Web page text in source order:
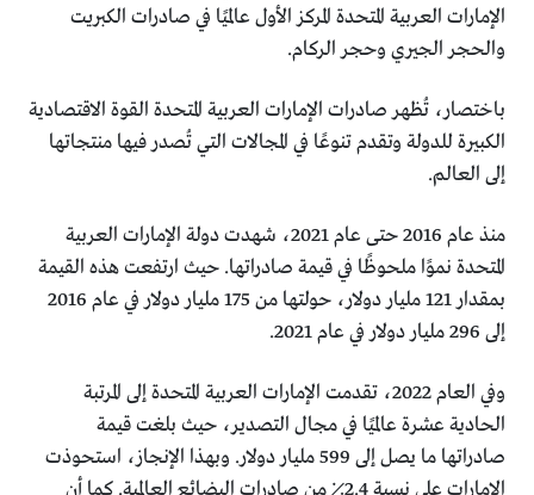
الإمارات العربية المتحدة المركز الأول عالميًا في صادرات الكبريت
والحجر الجيري وحجر الركام.
باختصار، تُظهر صادرات الإمارات العربية المتحدة القوة الاقتصادية
الكبيرة للدولة وتقدم تنوعًا في المجالات التي تُصدر فيها منتجاتها
إلى العالم.
منذ عام 2016 حتى عام 2021، شهدت دولة الإمارات العربية
المتحدة نموًا ملحوظًا في قيمة صادراتها. حيث ارتفعت هذه القيمة
بمقدار 121 مليار دولار، حولتها من 175 مليار دولار في عام 2016
إلى 296 مليار دولار في عام 2021.
وفي العام 2022، تقدمت الإمارات العربية المتحدة إلى المرتبة
الحادية عشرة عالميًا في مجال التصدير، حيث بلغت قيمة
صادراتها ما يصل إلى 599 مليار دولار. وبهذا الإنجاز، استحوذت